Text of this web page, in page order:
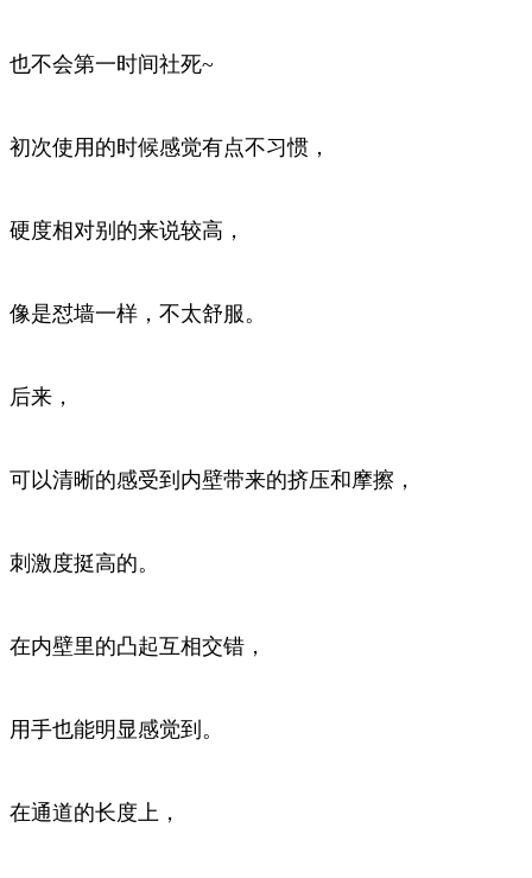
也不会第一时间社死~
初次使用的时候感觉有点不习惯，
硬度相对别的来说较高，
像是怼墙一样，不太舒服。
后来，
可以清晰的感受到内壁带来的挤压和摩擦，
刺激度挺高的。
在内壁里的凸起互相交错，
用手也能明显感觉到。
在通道的长度上，